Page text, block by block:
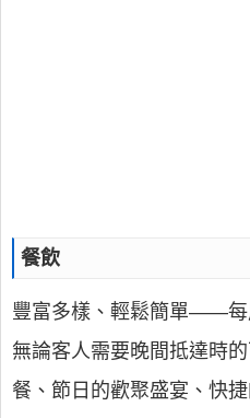
餐飲
豐富多樣、輕鬆簡單——每
無論客人需要晚間抵達時
餐、節日的歡聚盛宴、快